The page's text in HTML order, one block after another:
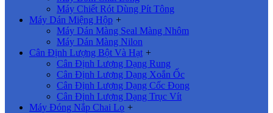
Máy Chiết Rót Dùng Pít Tông
Máy Dán Miệng Hộp +
Máy Dán Màng Seal Màng Nhôm
Máy Dán Màng Nilon
Cân Định Lượng Bột Và Hạt +
Cân Định Lượng Dạng Rung
Cân Định Lượng Dạng Xoắn Ốc
Cân Định Lượng Dạng Cốc Đong
Cân Định Lượng Dạng Trục Vít
Máy Đóng Nắp Chai Lọ +